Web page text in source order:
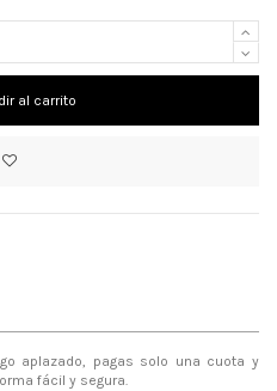
al carrito
aplazado, pagas solo una cuota y
fácil y segura.